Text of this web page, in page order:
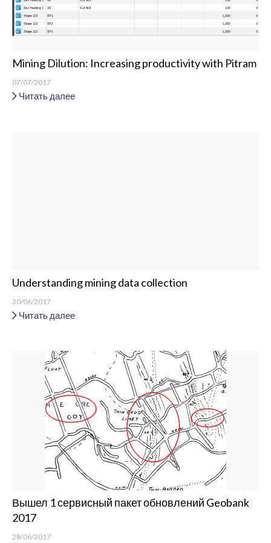
Mining Dilution: Increasing productivity with Pitram
07/07/2017
Читать далее
Understanding mining data collection
30/06/2017
Читать далее
Вышел 1 сервисный пакет обновлений Geobank
2017
28/06/2017